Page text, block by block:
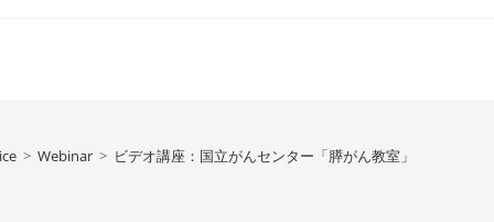
> Webinar > ビデオ講座：国立がんセンター「膵がん教室」